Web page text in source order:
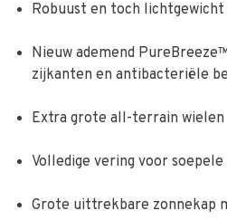
Robuust en toch
Nieuw ademend
zijkanten en antibacteriële
Extra grote all-terrain wielen
Volledige vering voor
Grote uittrekbare zonnekap